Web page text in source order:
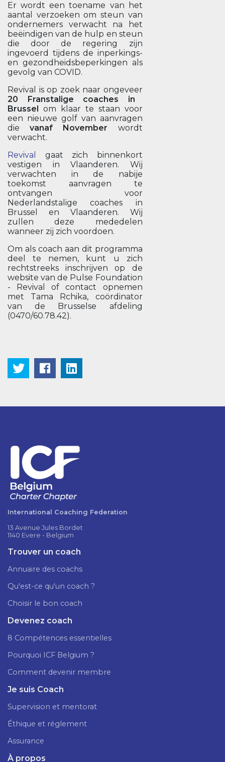
Er wordt een toename van het
aantal verzoeken om steun van
ondernemers verwacht na het
beëindigen van de hulp en steun
die door de regering zijn
ingevoerd tijdens de inperkings-
en gezondheidsbeperkingen als
gevolg van COVID.
Revival is op zoek naar ongeveer
20 Franstalige coaches in
Brussel om klaar te staan voor
een nieuwe golf van aanvragen
dievanaf November wordt
verwacht.
Revival
gaat zich binnenkort
vestigen in Vlaanderen. Wij
verwachten in de nabije
toekomst aanvragen te
ontvangen voor
Nederlandstalige coaches in
Brussel en Vlaanderen. Wij
zullen deze mededelen
wanneer zij zich voordoen.
Om als coach aan dit programma
deel te nemen, kunt u zich
rechtstreeks inschrijven op de
website van de Pulse Foundation
- Revival of contact opnemen
met Tama Rchika, coördinator
van de Brusselse afdeling
(0470/60.78.42).
International Coaching Federation
13 Avenue Jules Bordet
1140 Evere - Belgium
Trouver un coach
Annuaire des coachs
Qu'est-ce qu'un coach ?
Choisir le bon coach
Devenez coach
8 Compétences essentielles
Pourquoi ICF Belgium ?
Comment devenir membre
Je suis Coach
Supervision et mentorat
Éthique et réglement
Assurance
À propos